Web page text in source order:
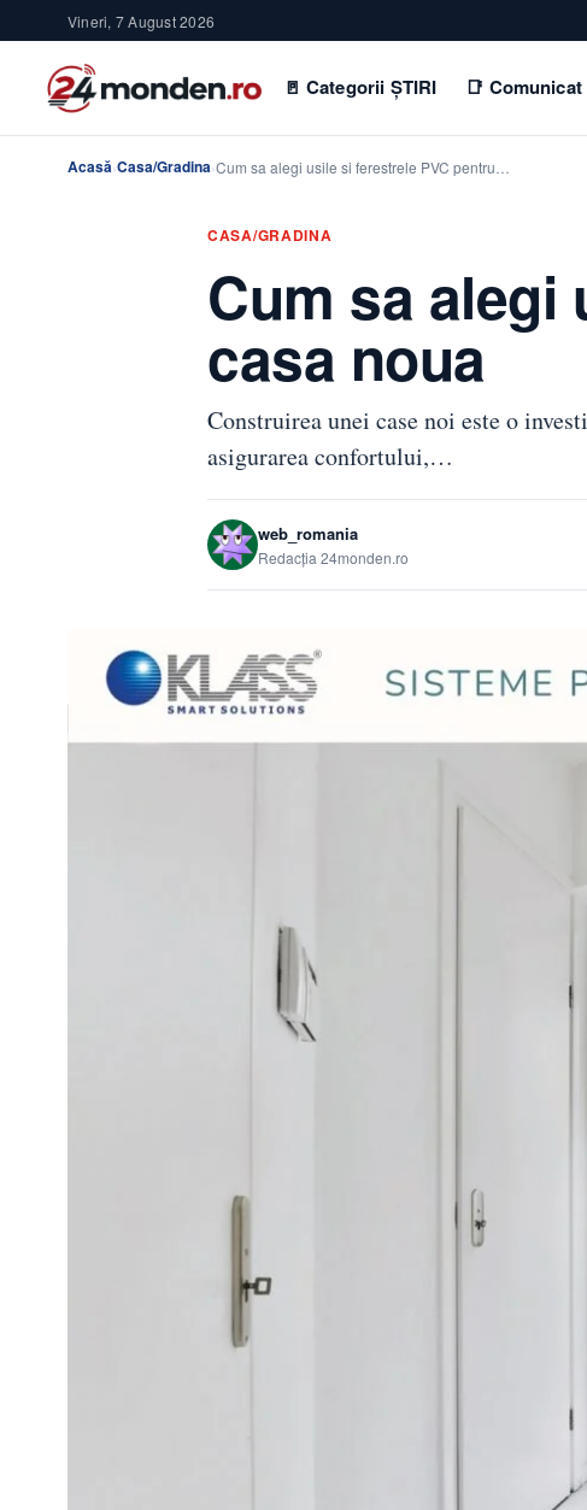
Vineri, 7 August 2026
🚪 Categorii ȘTIRI 📑
Acasă›Casa/Gradina›Cum sa alegi usile si ferestrele PVC pentru…
CASA/GRADINA
Cum sa alegi
casa noua
Construirea unei case noi este o
asigurarea confortului,…
web_romania
Redacția 24monden.ro